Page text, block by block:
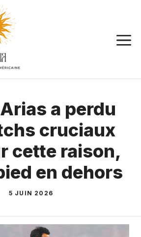
a perdu
cruciaux
cette raison,
en dehors
5 JUIN 2026